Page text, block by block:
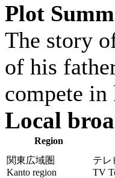
Plot
The story
of his
compete in
Local
Region
関東広域圏
Kanto region
テレ
TV